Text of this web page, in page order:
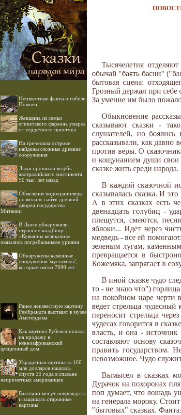
Неизвестные факты о гибели
Помпеи
Женщина из семьи
египетского фараона умерла
от сердечного приступа
На греческом острове
найдены сложные древние
сооружения
Люди проникли вглубь
австралийского континента
50 тыс. лет назад
Обмеление водохранилища
позволило найти древний
дворец государства
Митанни
В Лаосе обнаружили
странное кладбище -
«Кувшины великанов»
оказались погребальными урнами
Обнаружены каменные
сооружения 'мустатилы',
которым около 7000 лет
Ранее неизвестную картину
Рембрандта выставят в музее
Амстердама
Как картина Рубенса попала
на продажу в
южноафриканский
аукционный дом
Украденная картина за 160
млн долларов нашлась
спустя 33 года в спальне
неприметных американцев
Бактерии могут повреждать
и защищать старинные
картины
Тысячелетия
обычай "баять басни"
бытовая сцена:
Грозный держал при
За умение им было
Обыкновение
сказывают сказки -
слушателей, но
рассказывали, как давно
против веры. О
и кощунанием души свои
сказке жить среди
В каждой сказочной
сказывалась сказка. И
А в этих сказках есть
двенадцать голубиц -
плещутся, смеются,
яблоки... Идет через
медведь - все ей
зеленым лугам,
превращается в
Кожемяка, запрягает в
В иной сказке чудо
то - не знаю что")
на покойном царе черти
ведет стрельца
переносит стрельца
чудесах говорится в
власть, и она -
составляют основу
править государством.
невозможное. Чудо
Вымысел в сказках
Дурачок на похоронах
поп думает, что лошадь
на генерала мороку.
"бытовых" сказках.